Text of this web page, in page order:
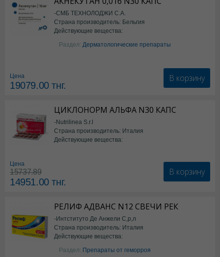
-СМБ ТЕХНОЛОДЖИ С.А.
Страна производитель: Бельгия
Действующие вещества:
Изотретиноин
Раздел: Дерматологические препараты
Цена
19079.00тнг.
В корзину
ЦИКЛОНОРМ АЛЬФА N30 КАПС
-Nutrilinea S.r.l
Страна производитель: Италия
Действующие вещества:
Цена
15737.89
14951.00тнг.
В корзину
РЕЛИФ АДВАНС N12 СВЕЧИ РЕК
-Интституто Де Анжели С,р,л
Страна производитель: Италия
Действующие вещества:
Бензокаин
Раздел: Препараты от геморроя